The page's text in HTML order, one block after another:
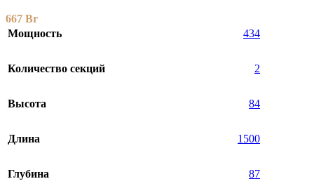
667 Br
Мощность
434
Количество секций 2
Высота 84
Длина 1500
Глубина 87